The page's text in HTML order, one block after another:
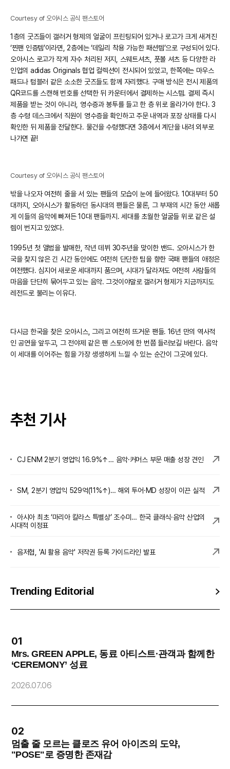
Courtesy of 오아시스 공식 팬스토어
1층의 굿즈들이 갤러거 형제의 얼굴이 프린팅되어 있거나 로고가 크게 새겨진
‘찐팬 인증템’이라면, 2층에는 ‘데일리 착용 가능한 패션템’으로 구성되어 있다.
오아시스 로고가 작게 자수 처리된 저지, 스웨트셔츠, 풋볼 셔츠 등 다양한 라
인업의 adidas Originals 협업 컬렉션이 전시되어 있었고, 한쪽에는 마우스
패드나 텀블러 같은 소소한 굿즈들도 함께 자리했다. 구매 방식은 전시 제품의
QR코드를 스캔해 번호를 선택한 뒤 카운터에서 결제하는 시스템. 결제 즉시
제품을 받는 것이 아니라, 영수증과 봉투를 들고 한 층 위로 올라가야 한다. 3
층 수령 데스크에서 직원이 영수증을 확인하고 주문 내역과 포장 상태를 다시
확인한 뒤 제품을 전달한다. 물건을 수령했다면 3층에서 계단을 내려 외부로
나가면 끝!
Courtesy of 오아시스 공식 팬스토어
밖을 나오자 여전히 줄을 서 있는 팬들의 모습이 눈에 들어왔다. 10대부터 50
대까지, 오아시스가 활동하던 동시대의 팬들은 물론, 그 부재의 시간 동안 새롭
게 이들의 음악에 빠져든 10대 팬들까지. 세대를 초월한 얼굴들 위로 같은 설
렘이 번지고 있었다.
1995년 첫 앨범을 발매한, 작년 데뷔 30주년을 맞이한 밴드. 오아시스가 한
국을 찾지 않은 긴 시간 동안에도 여전히 단단한 팀을 향한 국패 팬들의 애정은
여전했다. 심지어 새로운 세대까지 품으며, 시대가 달라져도 여전히 사람들의
마음을 단단히 묶어두고 있는 음악. 그것이야말로 갤러거 형제가 지금까지도
레전드로 불리는 이유다.
다시금 한국을 찾은 오아시스, 그리고 여전히 뜨거운 팬들. 16년 만의 역사적
인 공연을 앞두고, 그 전야제 같은 팬 스토어에 한 번쯤 들러보길 바란다. 음악
이 세대를 이어주는 힘을 가장 생생하게 느낄 수 있는 순간이 그곳에 있다.
추천 기사
CJ ENM 2분기 영업익 16.9%↑… 음악·커머스 부문 매출 성장 견인
SM, 2분기 영업익 529억(11%↑)… 해외 투어·MD 성장이 이끈 실적
아시아 최초 ‘마리아 칼라스 특별상’ 조수미… 한국 클래식·음악 산업의
시대적 이정표
음저협, 'AI 활용 음악' 저작권 등록 가이드라인 발표
Trending Editorial
01
Mrs. GREEN APPLE, 동료 아티스트·관객과 함께한
‘CEREMONY’ 성료
2026.07.06
02
멈출 줄 모르는 클로즈 유어 아이즈의 도약,
"POSE"로 증명한 존재감